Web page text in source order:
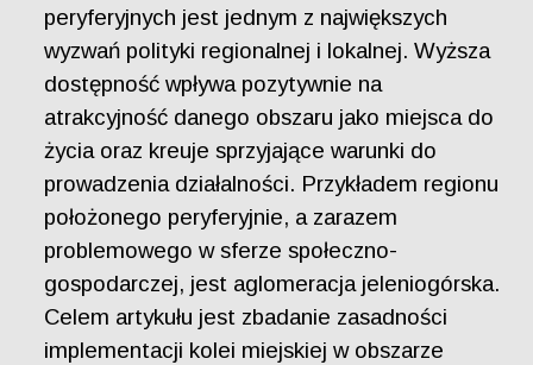
peryferyjnych jest jednym z największych
wyzwań polityki regionalnej i lokalnej. Wyższa
dostępność wpływa pozytywnie na
atrakcyjność danego obszaru jako miejsca do
życia oraz kreuje sprzyjające warunki do
prowadzenia działalności. Przykładem regionu
położonego peryferyjnie, a zarazem
problemowego w sferze społeczno-
gospodarczej, jest aglomeracja jeleniogórska.
Celem artykułu jest zbadanie zasadności
implementacji kolei miejskiej w obszarze